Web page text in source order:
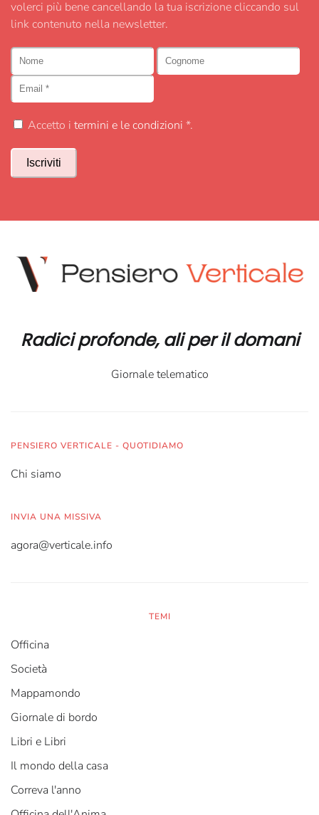
volerci più bene cancellando la tua iscrizione cliccando sul
link contenuto nella newsletter.
Accetto i termini e le condizioni *.
Radici profonde, ali per il domani
Giornale telematico
PENSIERO VERTICALE - QUOTIDIAMO
Chi siamo
INVIA UNA MISSIVA
agora@verticale.info
TEMI
Officina
Società
Mappamondo
Giornale di bordo
Libri e Libri
Il mondo della casa
Correva l'anno